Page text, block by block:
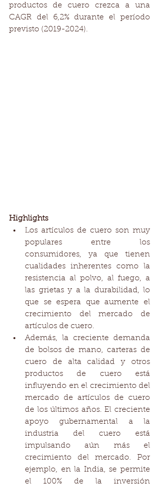
productos de cuero crezca a una
CAGR del 6,2% durante el período
previsto (2019-2024).
Highlights
Los artículos de cuero son muy
populares entre los
consumidores, ya que tienen
cualidades inherentes como la
resistencia al polvo, al fuego, a
las grietas y a la durabilidad, lo
que se espera que aumente el
crecimiento del mercado de
artículos de cuero.
Además, la creciente demanda
de bolsos de mano, carteras de
cuero de alta calidad y otros
productos de cuero está
influyendo en el crecimiento del
mercado de artículos de cuero
de los últimos años. El creciente
apoyo gubernamental a la
industria del cuero está
impulsando aún más el
crecimiento del mercado. Por
ejemplo, en la India, se permite
el 100% de la inversión